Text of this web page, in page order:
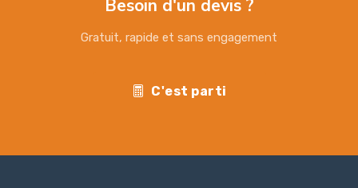
Besoin d'un devis ?
Gratuit, rapide et sans engagement
C'est parti